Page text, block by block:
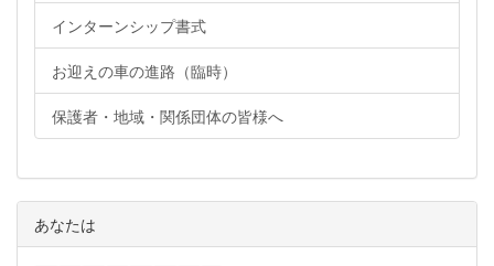
インターンシップ書式
お迎えの車の進路（臨時）
保護者・地域・関係団体の皆様へ
あなたは